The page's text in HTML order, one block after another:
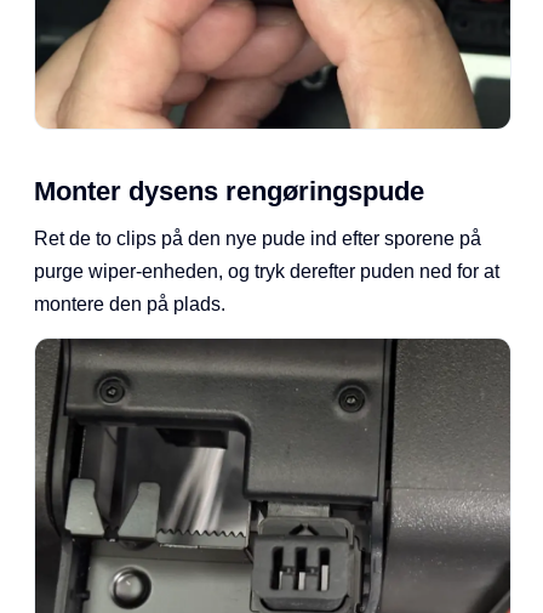
Monter dysens rengøringspude
Ret de to clips på den nye pude ind efter sporene på
purge wiper-enheden, og tryk derefter puden ned for at
montere den på plads.